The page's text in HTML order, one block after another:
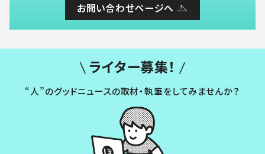
お問い合わせページへ
ライター募集！
“人”のグッドニュースの取材・執筆をしてみませんか？